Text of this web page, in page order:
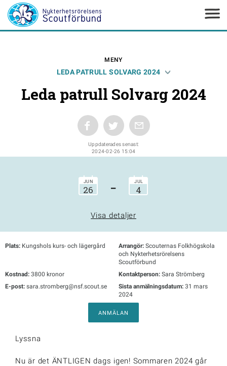
MENY
LEDA PATRULL SOLVARG 2024
Leda patrull Solvarg 2024
Uppdaterades senast:
2024-02-26 15:04
JUN
26 - JUL
4
Visa detaljer
Plats: Kungshols kurs- och lägergård Arrangör: Scouternas Folkhögskola
och Nykterhetsrörelsens
Scoutförbund
Kostnad: 3800 kronor Kontaktperson: Sara Strömberg
E-post: sara.stromberg@nsf.scout.se Sista anmälningsdatum: 31 mars
2024
ANMÄLAN
Lyssna
Nu är det ÄNTLIGEN dags igen! Sommaren 2024 går